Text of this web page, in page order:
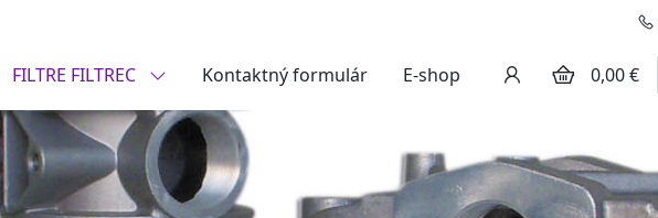
FILTRE FILTREC Kontaktný formulár E-shop 0,00 €